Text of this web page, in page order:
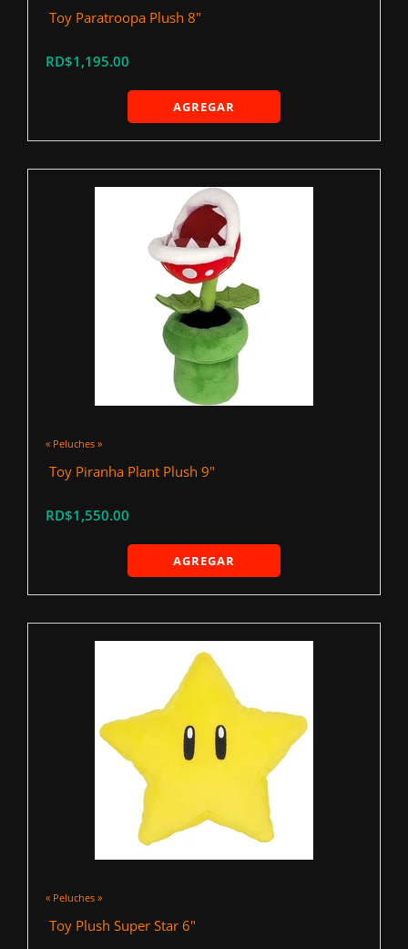
‍ Toy Paratroopa Plush 8"
RD$1,195.00
AGREGAR
« Peluches »
‍ Toy Piranha Plant Plush 9"
RD$1,550.00
AGREGAR
« Peluches »
‍ Toy Plush Super Star 6"